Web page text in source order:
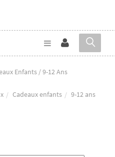
Enfants / 9-12 Ans
Cadeaux enfants 9-12 ans